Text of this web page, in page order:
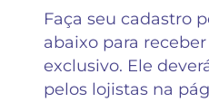
Faça seu cadastro
abaixo para
exclusivo. Ele
pelos lojistas na